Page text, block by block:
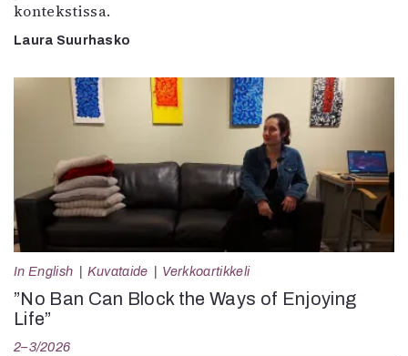
kontekstissa.
Laura Suurhasko
In English Kuvataide Verkkoartikkeli
”No Ban Can Block the Ways of Enjoying
Life”
2–3/2026